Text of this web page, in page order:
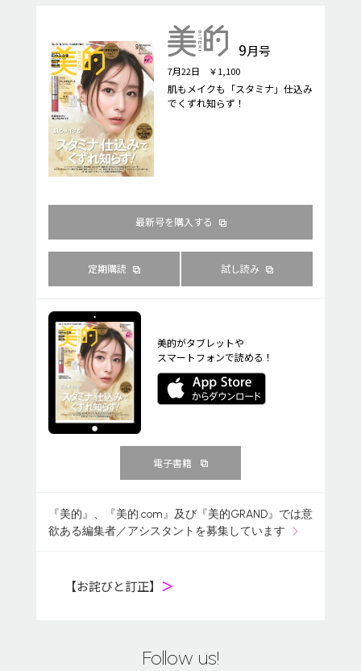
9月号
7月22日 ￥1,100
肌もメイクも「スタミナ」仕込み
でくずれ知らず！
最新号を購入する
定期購読 試し読み
美的がタブレットや
スマートフォンで読める！
電子書籍
『美的』、『美的.com』及び『美的GRAND』では意
欲ある編集者／アシスタントを募集しています
【お詫びと訂正】 ＞
Follow us!